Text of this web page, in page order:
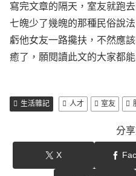
寫完文章的隔天，室友就跑
七魄少了幾魄的那種民俗說
虧他女友一路攙扶，不然應
癒了，願閱讀此文的大家都能
生活雜記 人才 室友
分
X